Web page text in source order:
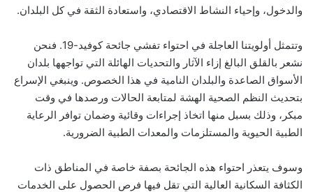
والدخول، وإحياء النشاط الاقتصادي، واستعادة الثقة في كل البلدان.
وتتمثل أولويتنا العاجلة في احتواء تفشي جائحة كوفيد-19. فنحن
نشعر بالقلق البالغ إزاء الآثار والتحديات الهائلة التي تواجهها بلدان
الأسواق الصاعدة والبلدان النامية في هذا الخصوص. وينبغي الإسراع
بتحديث النظم الصحية الهشة لمتابعة الحالات ورصدها في وقت
مبكر، وذلك بسبل منها اتخاذ إجراءات وقائية وضمان توافر الرعاية
الطبية الحيوية والمستلزمات والمعدات الطبية الضرورية.
وسوف يتعذر احتواء هذه الجائحة بصفة خاصة في المناطق ذات
الكثافة السكانية العالية التي تقل فيها فرص الحصول على الخدمات